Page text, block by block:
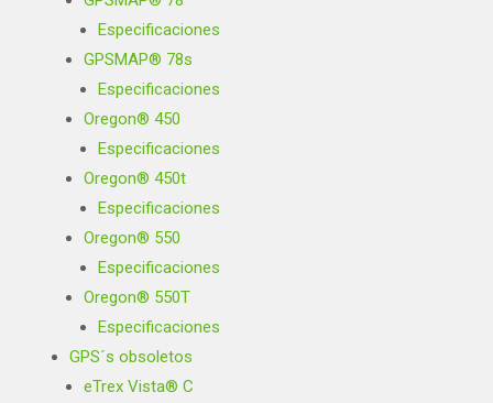
Especificaciones
GPSMAP® 78s
Especificaciones
Oregon® 450
Especificaciones
Oregon® 450t
Especificaciones
Oregon® 550
Especificaciones
Oregon® 550T
Especificaciones
GPS´s obsoletos
eTrex Vista® C